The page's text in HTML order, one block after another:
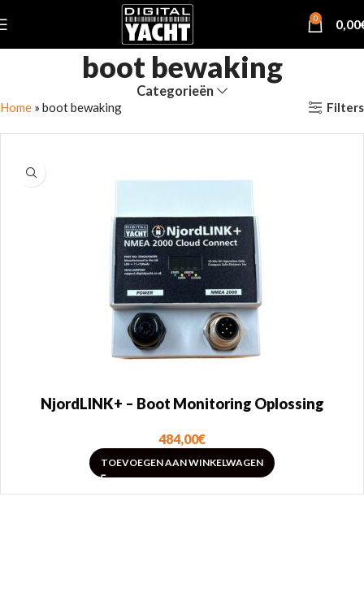
0 0,00
boot bewaking
Categorieën
Home » boot bewaking Filters
NjordLINK+ – Boot Monitoring Oplossing
484,00€
TOEVOEGEN AAN WINKELWAGEN